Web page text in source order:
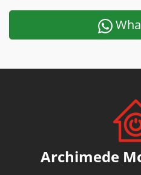
Archimede